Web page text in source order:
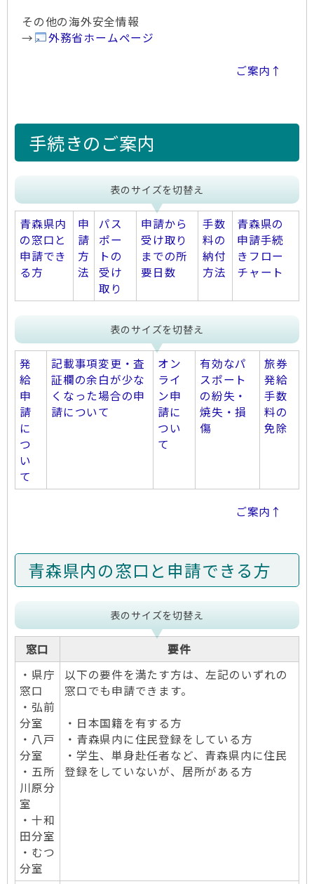
その他の海外安全情報
→
外務省ホームページ
ご案内↑
手続きのご案内
表のサイズを切替え
青森県内
の窓口と
申請でき
る方
申
請
方
法
パス
ポー
トの
受け
取り
申請から
受け取り
までの所
要日数
手数
料の
納付
方法
青森県の
申請手続
きフロー
チャート
表のサイズを切替え
発
給
申
請
に
つ
い
て
記載事項変更・査
証欄の余白が少な
くなった場合の申
請について
オン
ライ
ン申
請に
つい
て
有効なパ
スポート
の紛失・
焼失・損
傷
旅券
発給
手数
料の
免除
ご案内↑
青森県内の窓口と申請できる方
表のサイズを切替え
窓口
要件
・県庁
窓口
・弘前
分室
・八戸
分室
・五所
川原分
室
・十和
田分室
・むつ
分室
以下の要件を満たす方は、左記のいずれの
窓口でも申請できます。
・日本国籍を有する方
・青森県内に住民登録をしている方
・学生、単身赴任者など、青森県内に住民
登録をしていないが、居所がある方